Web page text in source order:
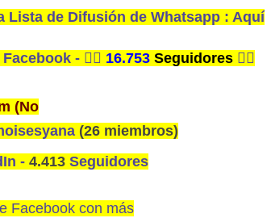
Lista de Difusión de Whatsapp : Aquí
- 👍🏼 16.753Seguidores👍🏼
(No
(26 miembros)
-4.413 Seguidores
Facebook con más